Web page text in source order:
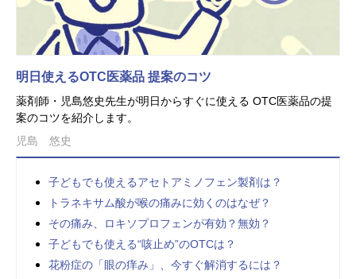
明日使えるOTC医薬品 提案のコツ
薬剤師・児島悠史先生が明日からすぐに使える OTC医薬品の提
案のコツを紹介します。
児島 悠史
子どもでも使えるアセトアミノフェン製剤は？
トラネキサム酸が喉の痛みに効くのはなぜ？
その痛み、ロキソプロフェンが有効？無効？
子どもでも使える“咳止め”のOTCは？
花粉症の「眼の痒み」、今すぐ解消するには？